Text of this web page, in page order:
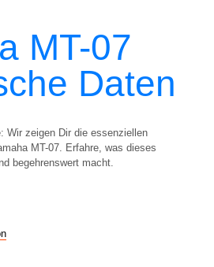
MT-07
Daten
Wir zeigen Dir die essenziellen
MT-07. Erfahre, was dieses
begehrenswert macht.